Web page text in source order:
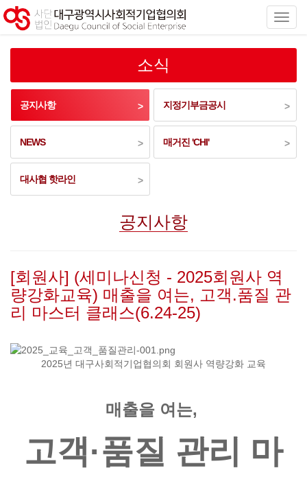
소식
공지사항 지정기부금공시
NEWS 매거진 'CHI'
대사협 핫라인
공지사항
[회원사] (세미나신청 - 2025회원사 역
량강화교육) 매출을 여는, 고객.품질 관
리 마스터 클래스(6.24-25)
2025년 대구사회적기업협의회 회원사 역량강화 교육
매출을 여는,
고객·품질 관리 마